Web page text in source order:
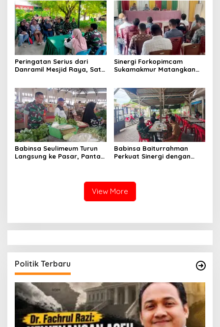
Anak
Peringatan Serius dari
Danramil Mesjid Raya, Satu
Satuan
Sinergi Forkopimcam
Sukamakmur Matangkan
Jadi Kunci Sukses
Babinsa Seulimeum Turun
Langsung ke Pasar, Pantau
Babinsa Baiturrahman
Perkuat Sinergi dengan
Peningkatan Kualitas SDM
View More
Politik Terbaru